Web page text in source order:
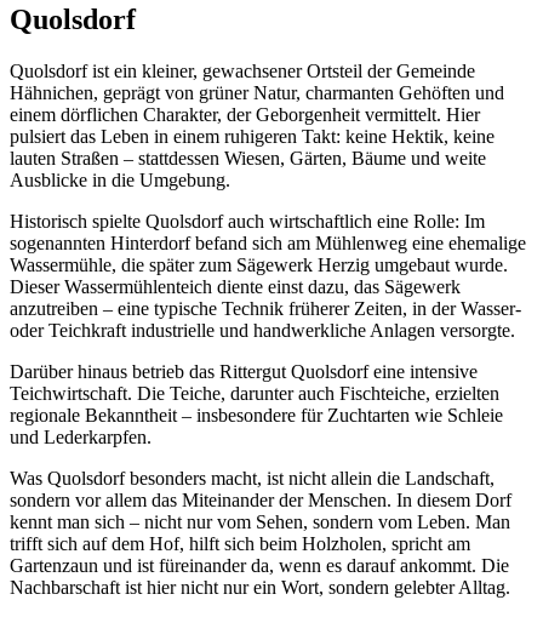
Quolsdorf
Quolsdorf ist ein kleiner, gewachsener Ortsteil der Gemeinde
Hähnichen, geprägt von grüner Natur, charmanten Gehöften und
einem dörflichen Charakter, der Geborgenheit vermittelt. Hier
pulsiert das Leben in einem ruhigeren Takt: keine Hektik, keine
lauten Straßen – stattdessen Wiesen, Gärten, Bäume und weite
Ausblicke in die Umgebung.
Historisch spielte Quolsdorf auch wirtschaftlich eine Rolle: Im
sogenannten Hinterdorf befand sich am Mühlenweg eine ehemalige
Wassermühle, die später zum Sägewerk Herzig umgebaut wurde.
Dieser Wassermühlenteich diente einst dazu, das Sägewerk
anzutreiben – eine typische Technik früherer Zeiten, in der Wasser-
oder Teichkraft industrielle und handwerkliche Anlagen versorgte.
Darüber hinaus betrieb das Rittergut Quolsdorf eine intensive
Teichwirtschaft. Die Teiche, darunter auch Fischteiche, erzielten
regionale Bekanntheit – insbesondere für Zuchtarten wie Schleie
und Lederkarpfen.
Was Quolsdorf besonders macht, ist nicht allein die Landschaft,
sondern vor allem das Miteinander der Menschen. In diesem Dorf
kennt man sich – nicht nur vom Sehen, sondern vom Leben. Man
trifft sich auf dem Hof, hilft sich beim Holzholen, spricht am
Gartenzaun und ist füreinander da, wenn es darauf ankommt. Die
Nachbarschaft ist hier nicht nur ein Wort, sondern gelebter Alltag.